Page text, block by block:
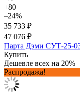
+80
–24%
35 733 ₽
47 076 ₽
Парта Дэми СУТ-25-03
Купить
Дешевле всех на 20%
Распродажа!